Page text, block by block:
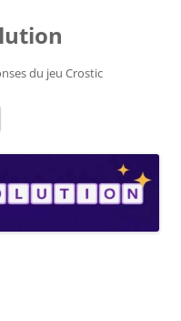
du jeu Crostic